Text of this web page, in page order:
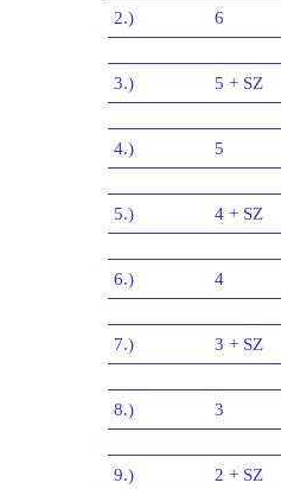
2.) 6
3.) 5 + SZ
4.) 5
5.) 4 + SZ
6.) 4
7.) 3 + SZ
8.) 3
9.) 2 + SZ